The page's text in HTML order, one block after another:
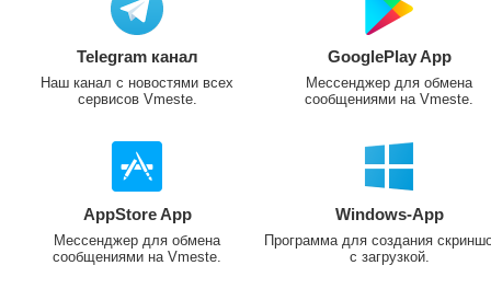
Telegram канал
Наш канал с новостями всех
сервисов Vmeste.
GooglePlay App
Мессенджер для обмена
сообщениями на Vmeste.
AppStore App
Мессенджер для обмена
сообщениями на Vmeste.
Windows-App
Программа для создания
с загрузкой.